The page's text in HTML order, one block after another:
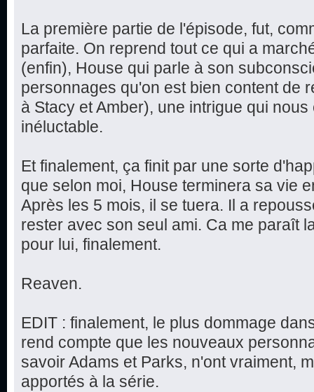
La première partie de l'épisode, fut,
parfaite. On reprend tout ce qui a
(enfin), House qui parle à son
personnages qu'on est bien content de
à Stacy et Amber), une intrigue qui
inéluctable.
Et finalement, ça finit par une sorte
que selon moi, House terminera sa vie
Après les 5 mois, il se tuera. Il a
rester avec son seul ami. Ca me paraît
pour lui, finalement.
Reaven.
EDIT : finalement, le plus dommage
rend compte que les nouveaux
savoir Adams et Parks, n'ont vraiment,
apportés à la série.